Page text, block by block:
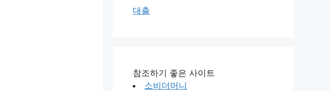
대출
참조하기 좋은 사이트
소비더머니